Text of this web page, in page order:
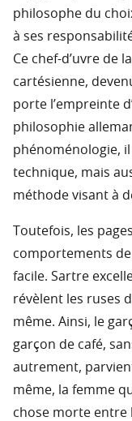
philosophe du
à ses
Ce chef-d’uvre
cartésienne,
porte l’empreinte
philosophie
phénoménologie,
technique, mais
méthode visant à
Toutefois, les
comportements
facile. Sartre
révèlent les ruses
même. Ainsi, le
garçon de café,
autrement,
même, la femme
chose morte entre